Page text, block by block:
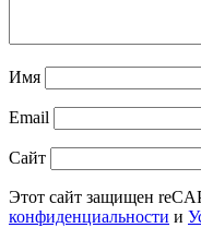
Имя
Email
Сайт
Этот сайт защищен
конфиденциальности и